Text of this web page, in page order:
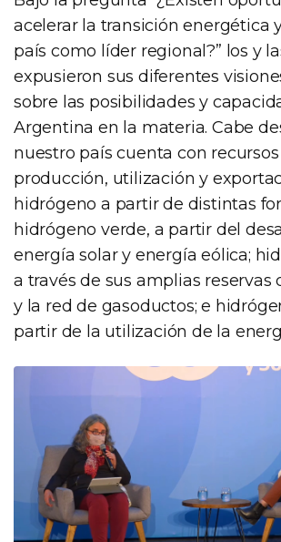
acelerar la transición energética
país como líder regional?” los y
expusieron sus diferentes
sobre las posibilidades y
Argentina en la materia. Cabe
nuestro país cuenta con
producción, utilización y
hidrógeno a partir de distintas
hidrógeno verde, a partir del
energía solar y energía eólica;
a través de sus amplias reservas
y la red de gasoductos; e
partir de la utilización de la